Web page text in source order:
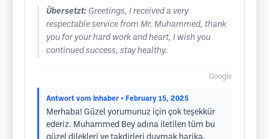
Übersetzt: Greetings, I received a very
respectable service from Mr. Muhammed, thank
you for your hard work and heart, I wish you
continued success, stay healthy.
Google
Antwort vom Inhaber • February 15, 2025
Merhaba! Güzel yorumunuz için çok teşekkür
ederiz. Muhammed Bey adına iletilen tüm bu